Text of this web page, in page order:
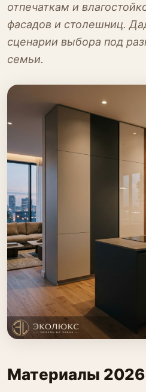
отпечаткам и
фасадов и столешниц.
сценарии выбора под
семьи.
Материалы